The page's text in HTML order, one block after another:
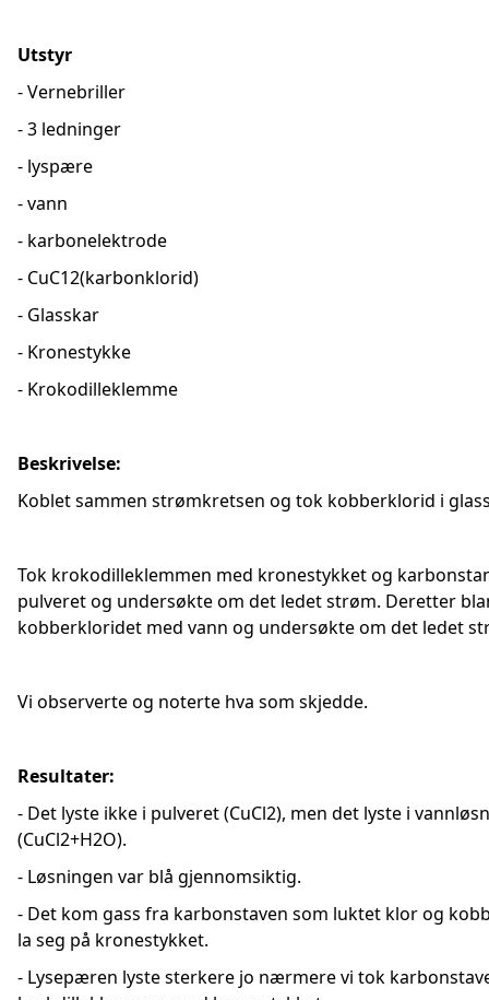
Utstyr
- Vernebriller
- 3 ledninger
- lyspære
- vann
- karbonelektrode
- CuC12(karbonklorid)
- Glasskar
- Kronestykke
- Krokodilleklemme
Beskrivelse:
Koblet sammen strømkretsen og tok kobberklorid i
Tok krokodilleklemmen med kronestykket og
pulveret og undersøkte om det ledet strøm. Deretter
kobberkloridet med vann og undersøkte om det ledet
Vi observerte og noterte hva som skjedde.
Resultater:
- Det lyste ikke i pulveret (CuCl2), men det lyste i
(CuCl2+H2O).
- Løsningen var blå gjennomsiktig.
- Det kom gass fra karbonstaven som luktet klor og
la seg på kronestykket.
- Lysepæren lyste sterkere jo nærmere vi tok